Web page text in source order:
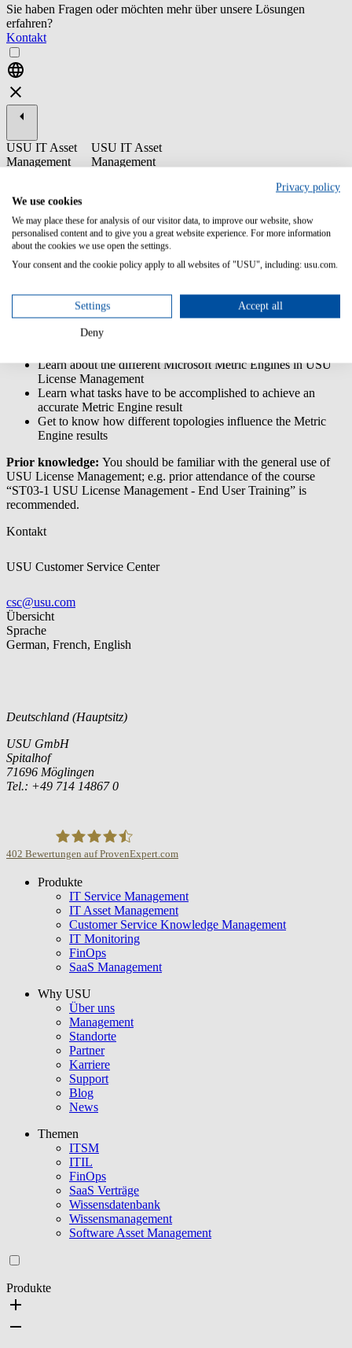
Sie haben Fragen oder möchten mehr über unsere Lösungen
erfahren?
Kontakt
USU IT Asset
Management
Implementation
Aspects for
Microsoft
USU IT Asset
Management
This training enables you to understand the general licensing rules
and metrics of Microsoft. You will learn how to collect and process
Content/Learning Objectives:
Understand Microsoft’s licensing terms and contract models
Learn about the different Microsoft Metric Engines in USU
License Management
Learn what tasks have to be accomplished to achieve an
accurate Metric Engine result
Get to know how different topologies influence the Metric
Engine results
Prior knowledge: You should be familiar with the general use of
USU License Management; e.g. prior attendance of the course
“ST03-1 USU License Management - End User Training” is
recommended.
Kontakt
USU Customer Service Center
csc@usu.com
Übersicht
Sprache
German, French, English
Deutschland (Hauptsitz)
USU GmbH
Spitalhof
71696 Möglingen
Tel.: +49 714 14867 0
USU GmbH
402 Bewertungen auf ProvenExpert.com
Produkte
IT Service Management
IT Asset Management
Customer Service Knowledge Management
IT Monitoring
FinOps
SaaS Management
Why USU
Über uns
Management
Standorte
Partner
Karriere
Support
Blog
News
Themen
ITSM
ITIL
FinOps
SaaS Verträge
Wissensdatenbank
Wissensmanagement
Software Asset Management
Produkte
Privacy policy
We use cookies
We may place these for analysis of our visitor data, to improve our website, show
personalised content and to give you a great website experience. For more information
about the cookies we use open the settings.
Your consent and the cookie policy apply to all websites of "USU", including: usu.com.
Settings Accept all
Deny